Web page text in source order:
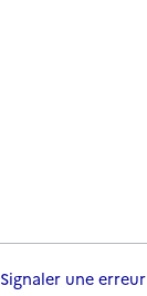
Signaler une erreur